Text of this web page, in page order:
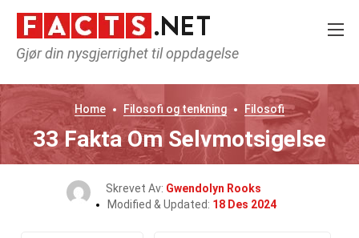
Gjør din nysgjerrighet til oppdagelse
Home Filosofi og tenkning Filosofi
33 Fakta Om Selvmotsigelse
Skrevet Av: Gwendolyn Rooks
Modified & Updated: 18 Des 2024